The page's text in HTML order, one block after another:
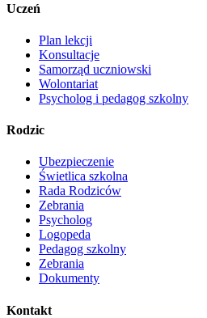
Uczeń
Plan lekcji
Konsultacje
Samorząd uczniowski
Wolontariat
Psycholog i pedagog szkolny
Rodzic
Ubezpieczenie
Świetlica szkolna
Rada Rodziców
Zebrania
Psycholog
Logopeda
Pedagog szkolny
Zebrania
Dokumenty
Kontakt